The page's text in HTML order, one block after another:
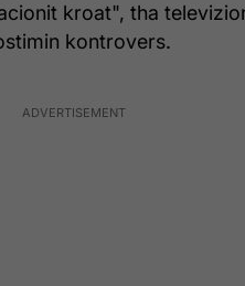
kroat", tha
kontrovers.